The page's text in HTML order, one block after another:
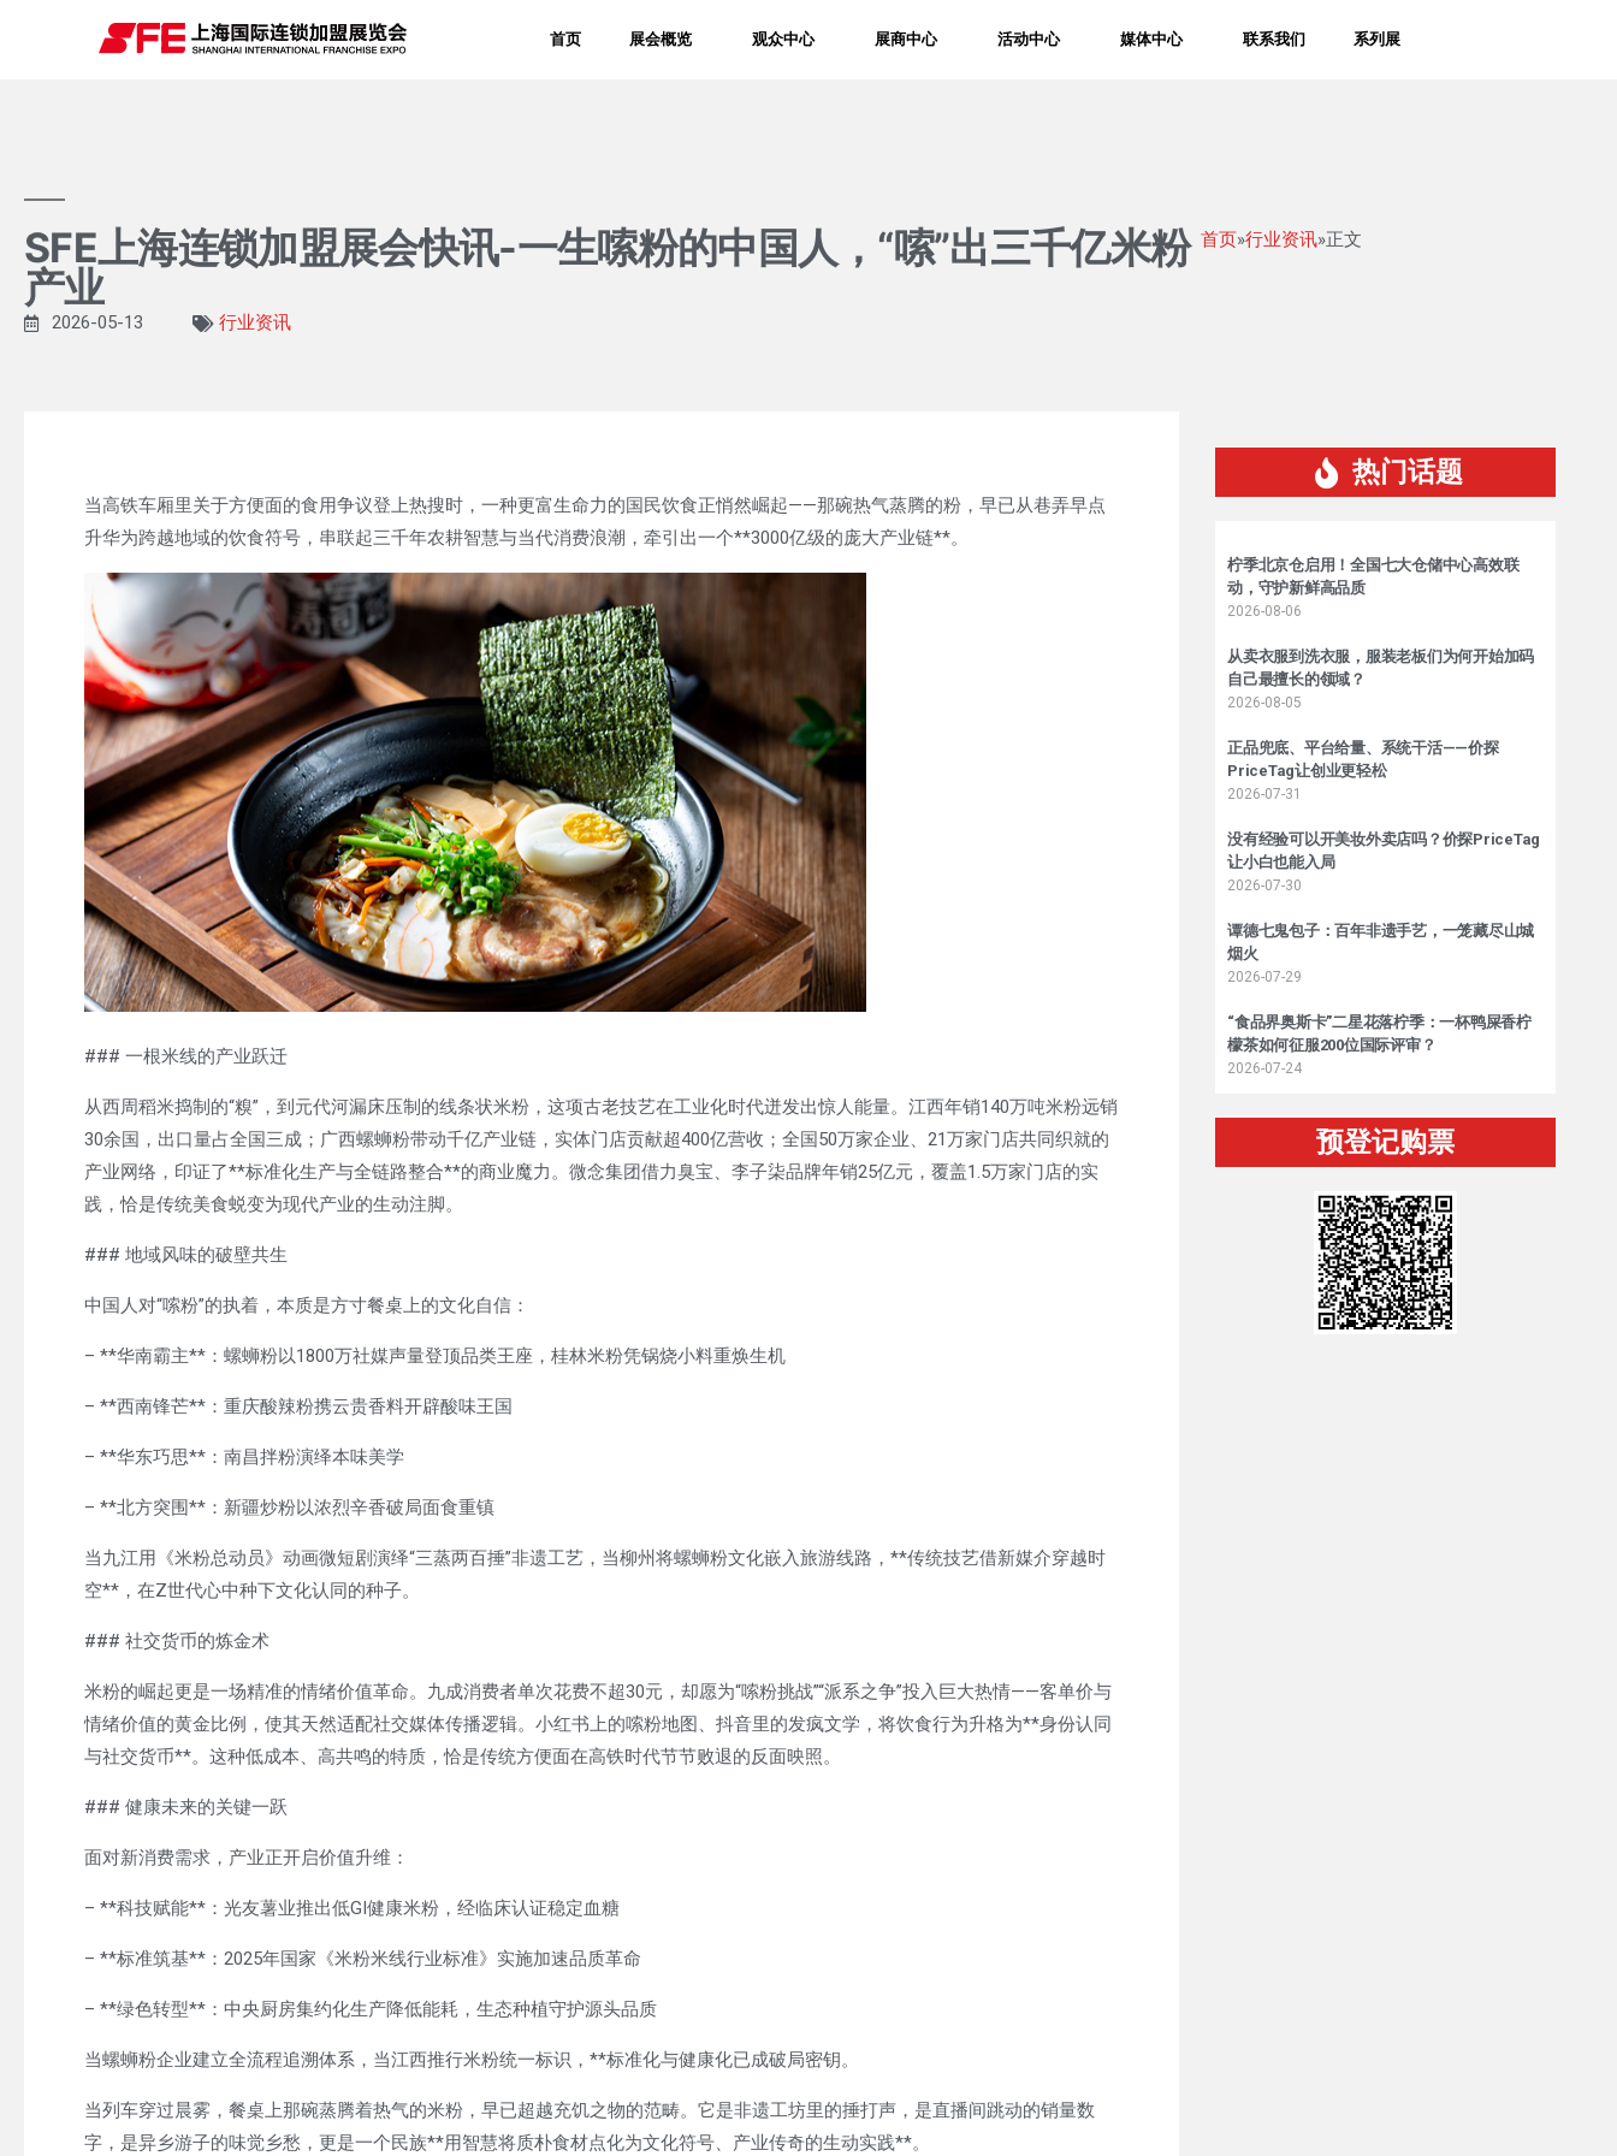
首页 展会概览 观众中心 展商中心 活动中心 媒体中心 联系我们 系列展
SFE上海连锁加盟展会快讯-一生嗦粉的中国人，“嗦”出三千亿米粉
产业
首页»行业资讯»正文
2026-05-13 行业资讯
当高铁车厢里关于方便面的食用争议登上热搜时，一种更富生命力的国民饮食正悄然崛起——那碗热气蒸腾的粉，早已从巷弄早点
升华为跨越地域的饮食符号，串联起三千年农耕智慧与当代消费浪潮，牵引出一个**3000亿级的庞大产业链**。
### 一根米线的产业跃迁
从西周稻米捣制的“糗”，到元代河漏床压制的线条状米粉，这项古老技艺在工业化时代迸发出惊人能量。江西年销140万吨米粉远销
30余国，出口量占全国三成；广西螺蛳粉带动千亿产业链，实体门店贡献超400亿营收；全国50万家企业、21万家门店共同织就的
产业网络，印证了**标准化生产与全链路整合**的商业魔力。微念集团借力臭宝、李子柒品牌年销25亿元，覆盖1.5万家门店的实
践，恰是传统美食蜕变为现代产业的生动注脚。
### 地域风味的破壁共生
中国人对“嗦粉”的执着，本质是方寸餐桌上的文化自信：
– **华南霸主**：螺蛳粉以1800万社媒声量登顶品类王座，桂林米粉凭锅烧小料重焕生机
– **西南锋芒**：重庆酸辣粉携云贵香料开辟酸味王国
– **华东巧思**：南昌拌粉演绎本味美学
– **北方突围**：新疆炒粉以浓烈辛香破局面食重镇
当九江用《米粉总动员》动画微短剧演绎“三蒸两百捶”非遗工艺，当柳州将螺蛳粉文化嵌入旅游线路，**传统技艺借新媒介穿越时
空**，在Z世代心中种下文化认同的种子。
### 社交货币的炼金术
米粉的崛起更是一场精准的情绪价值革命。九成消费者单次花费不超30元，却愿为“嗦粉挑战”“派系之争”投入巨大热情——客单价与
情绪价值的黄金比例，使其天然适配社交媒体传播逻辑。小红书上的嗦粉地图、抖音里的发疯文学，将饮食行为升格为**身份认同
与社交货币**。这种低成本、高共鸣的特质，恰是传统方便面在高铁时代节节败退的反面映照。
### 健康未来的关键一跃
面对新消费需求，产业正开启价值升维：
– **科技赋能**：光友薯业推出低GI健康米粉，经临床认证稳定血糖
– **标准筑基**：2025年国家《米粉米线行业标准》实施加速品质革命
– **绿色转型**：中央厨房集约化生产降低能耗，生态种植守护源头品质
当螺蛳粉企业建立全流程追溯体系，当江西推行米粉统一标识，**标准化与健康化已成破局密钥。
当列车穿过晨雾，餐桌上那碗蒸腾着热气的米粉，早已超越充饥之物的范畴。它是非遗工坊里的捶打声，是直播间跳动的销量数
字，是异乡游子的味觉乡愁，更是一个民族**用智慧将质朴食材点化为文化符号、产业传奇的生动实践**。
热门话题
柠季北京仓启用！全国七大仓储中心高效联
动，守护新鲜高品质
2026-08-06
从卖衣服到洗衣服，服装老板们为何开始加码
自己最擅长的领域？
2026-08-05
正品兜底、平台给量、系统干活——价探
PriceTag让创业更轻松
2026-07-31
没有经验可以开美妆外卖店吗？价探PriceTag
让小白也能入局
2026-07-30
谭德七鬼包子：百年非遗手艺，一笼藏尽山城
烟火
2026-07-29
“食品界奥斯卡”二星花落柠季：一杯鸭屎香柠
檬茶如何征服200位国际评审？
2026-07-24
预登记购票